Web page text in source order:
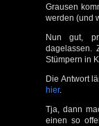
Grausen
werden (und
Nun gut,
dagelassen.
Stümpern in
Die Antwort
hier.
Tja, dann
einen so